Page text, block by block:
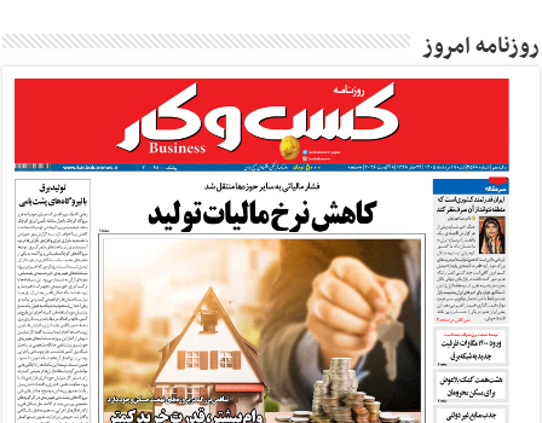
روزنامه امروز